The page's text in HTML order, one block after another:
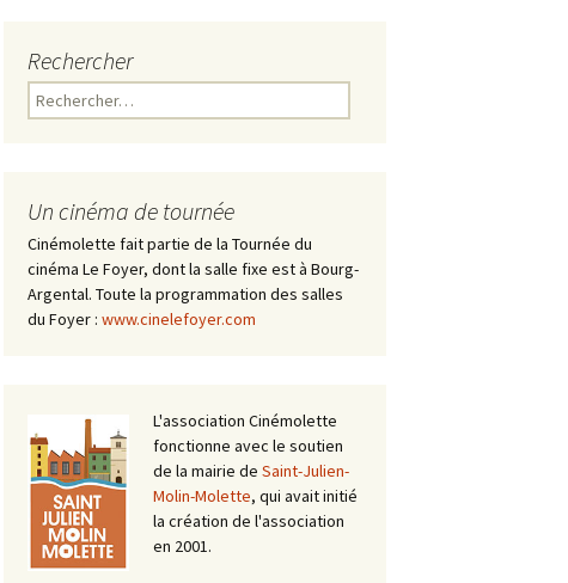
Rechercher
Rechercher :
Un cinéma de tournée
Cinémolette fait partie de la Tournée du
cinéma Le Foyer, dont la salle fixe est à Bourg-
Argental. Toute la programmation des salles
du Foyer : www.cinelefoyer.com
L'association Cinémolette
fonctionne avec le soutien
de la mairie de Saint-Julien-
Molin-Molette, qui avait initié
la création de l'association
en 2001.